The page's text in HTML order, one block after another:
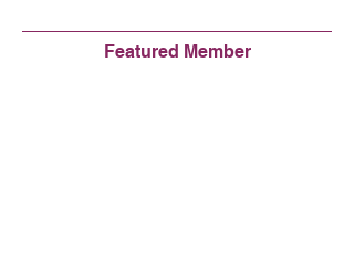
Featured Member